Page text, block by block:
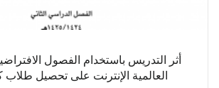
أثر التدريس باستخدام الفصول
العالمية الإنترنت على تحصيل طلاب